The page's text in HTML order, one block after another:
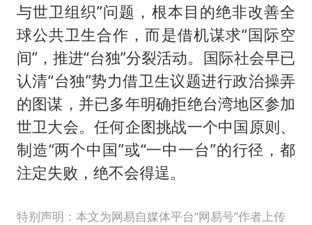
与世卫组织”问题，根本目的绝非改善全
球公共卫生合作，而是借机谋求“国际空
间”，推进“台独”分裂活动。国际社会早已
认清“台独”势力借卫生议题进行政治操弄
的图谋，并已多年明确拒绝台湾地区参加
世卫大会。任何企图挑战一个中国原则、
制造“两个中国”或“一中一台”的行径，都
注定失败，绝不会得逞。
特别声明：本文为网易自媒体平台“网易号”作者上传